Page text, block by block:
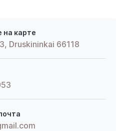
на карте
Druskininkai 66118